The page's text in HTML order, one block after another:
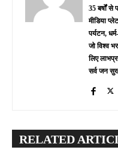
35 बर्षों से
मीडिया
पर्यटन,
जो विश्व
लिए
सर्व जन
RELATED